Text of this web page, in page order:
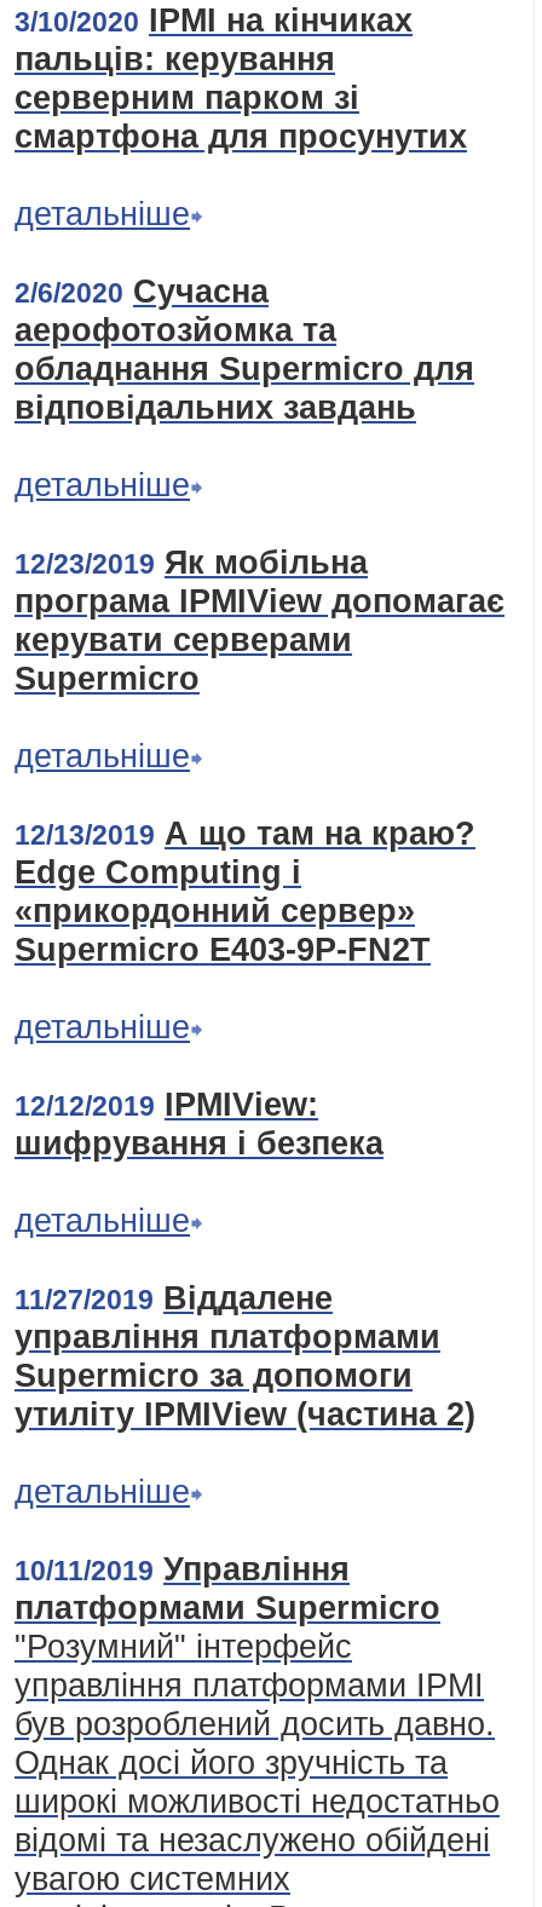
3/10/2020 IPMI на кінчиках
пальців: керування
серверним парком зі
смартфона для просунутих
детальніше
2/6/2020 Сучасна
аерофотозйомка та
обладнання Supermicro для
відповідальних завдань
детальніше
12/23/2019 Як мобільна
програма IPMIView допомагає
керувати серверами
Supermicro
детальніше
12/13/2019 А що там на краю?
Edge Computing і
«прикордонний сервер»
Supermicro E403-9P-FN2T
детальніше
12/12/2019 IPMIView:
шифрування і безпека
детальніше
11/27/2019 Віддалене
управління платформами
Supermicro за допомоги
утиліту ІРМІView (частина 2)
детальніше
10/11/2019 Управління
платформами Supermicro
"Розумний" інтерфейс
управління платформами IPMI
був розроблений досить давно.
Однак досі його зручність та
широкі можливості недостатньо
відомі та незаслужено обійдені
увагою системних